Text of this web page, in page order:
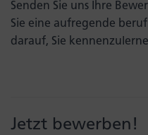
Senden Sie uns Ihre
Sie eine aufregende
darauf, Sie
Jetzt bewerben!